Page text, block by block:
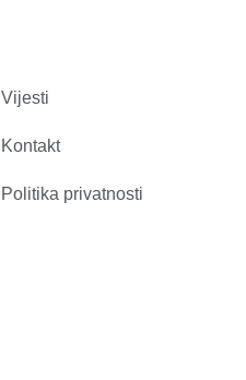
Vijesti
Kontakt
Politika privatnosti